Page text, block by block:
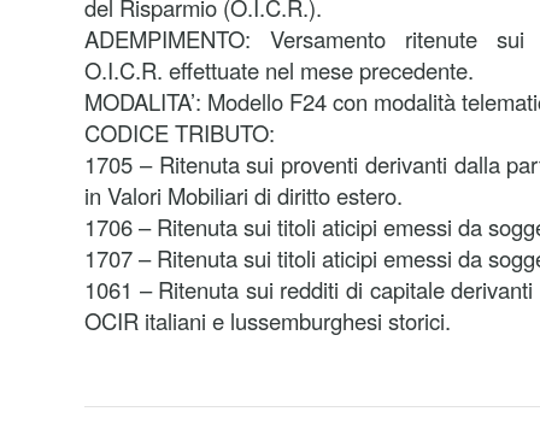
del Risparmio (O.I.C.R.).
ADEMPIMENTO: Versamento ritenute
O.I.C.R. effettuate nel mese precedente.
MODALITA’: Modello F24 con modalità
CODICE TRIBUTO:
1705 – Ritenuta sui proventi derivanti dalla
in Valori Mobiliari di diritto estero.
1706 – Ritenuta sui titoli aticipi emessi da
1707 – Ritenuta sui titoli aticipi emessi da
1061 – Ritenuta sui redditi di capitale
OCIR italiani e lussemburghesi storici.